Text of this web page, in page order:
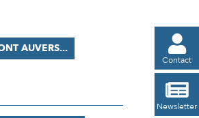

Contact

Newsletter
AUVERS...